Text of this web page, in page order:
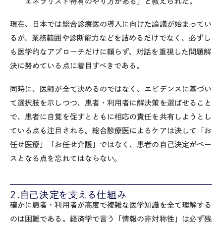
現在、日本では総合診療医の導入に向けた論議が始まってい
るが、業務範囲や診断能力などを詰めるだけでなく、必ずし
も医学的なアプローチだけに頼らず、対話を重視した問題解
決に努めている点に着目すべきである。
同時に、医師が全て決めるのではなく、エビデンスに基づい
て選択肢を示しつつ、患者・利用者に解決策を選ばせること
で、患者に自覚を促すとともに相応の責任を共有しようとし
ている点も注目される。総合診療医によるケアは決して「お
任せ医療」「お任せ介護」ではなく、患者の自己決定がベー
スとなる点を忘れてはならない。
2.自己決定を支える仕組み
確かに患者・利用者が高度で複雑な医学知識を全て理解する
のは困難である。経済学で言う「情報の非対称性」は必ず残